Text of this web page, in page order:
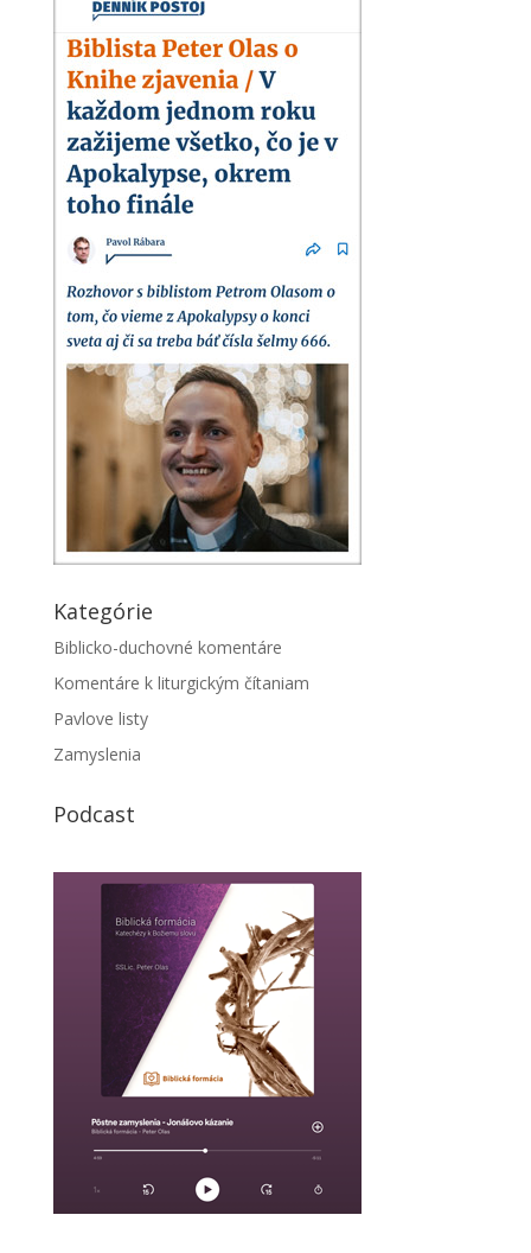
Kategórie
Biblicko-duchovné komentáre
Komentáre k liturgickým čítaniam
Pavlove listy
Zamyslenia
Podcast